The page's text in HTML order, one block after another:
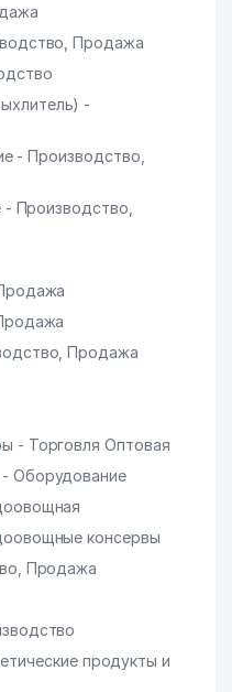
Продажа
-
- Производство,
Производство,
Продажа
- Торговля Оптовая
Оборудование
консервы
Продажа
продукты и